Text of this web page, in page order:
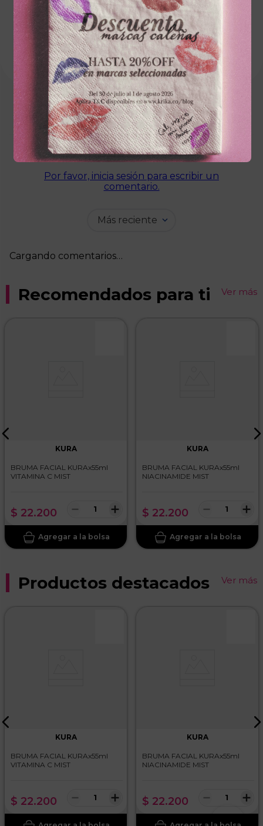
Cargando el resumen…
Por favor, inicia sesión para escribir un
comentario.
Más reciente
Cargando comentarios…
Recomendados para ti Ver más
KURA
BRUMA FACIAL KURAx55ml
VITAMINA C MIST
$ 22.200 ＋
－
KURA
BRUMA FACIAL KURAx55ml
NIACINAMIDE MIST
$ 22.200 ＋
－
Productos destacados Ver más
KURA
BRUMA FACIAL KURAx55ml
VITAMINA C MIST
$ 22.200 ＋
－
KURA
BRUMA FACIAL KURAx55ml
NIACINAMIDE MIST
$ 22.200 ＋
－